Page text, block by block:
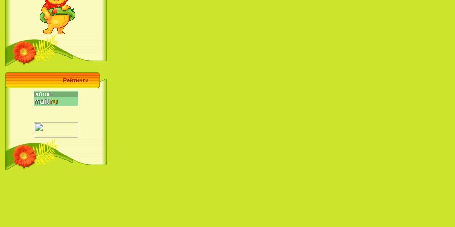
Наша Маша и Волшебный
Орех (2009)
Барби поет! Коллекция песен
кинопринцесс / Barbie Sings! The
Princess Movie Song Collection (2004)
Рейтинги